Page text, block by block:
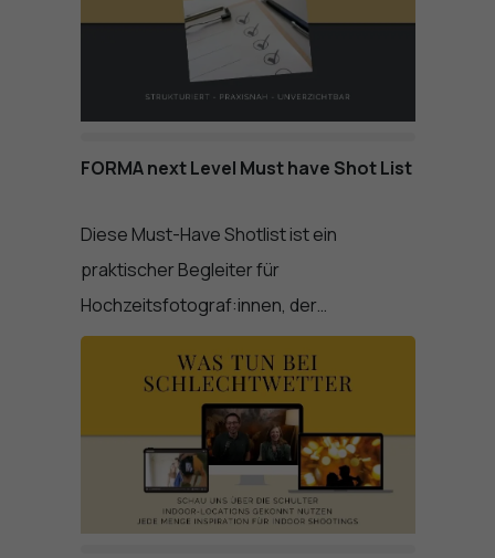
FORMA next Level Must have Shot List
Diese Must-Have Shotlist ist ein
praktischer Begleiter für
Hochzeitsfotograf:innen, der…